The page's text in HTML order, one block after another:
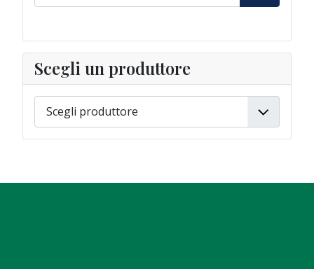
Scegli un produttore